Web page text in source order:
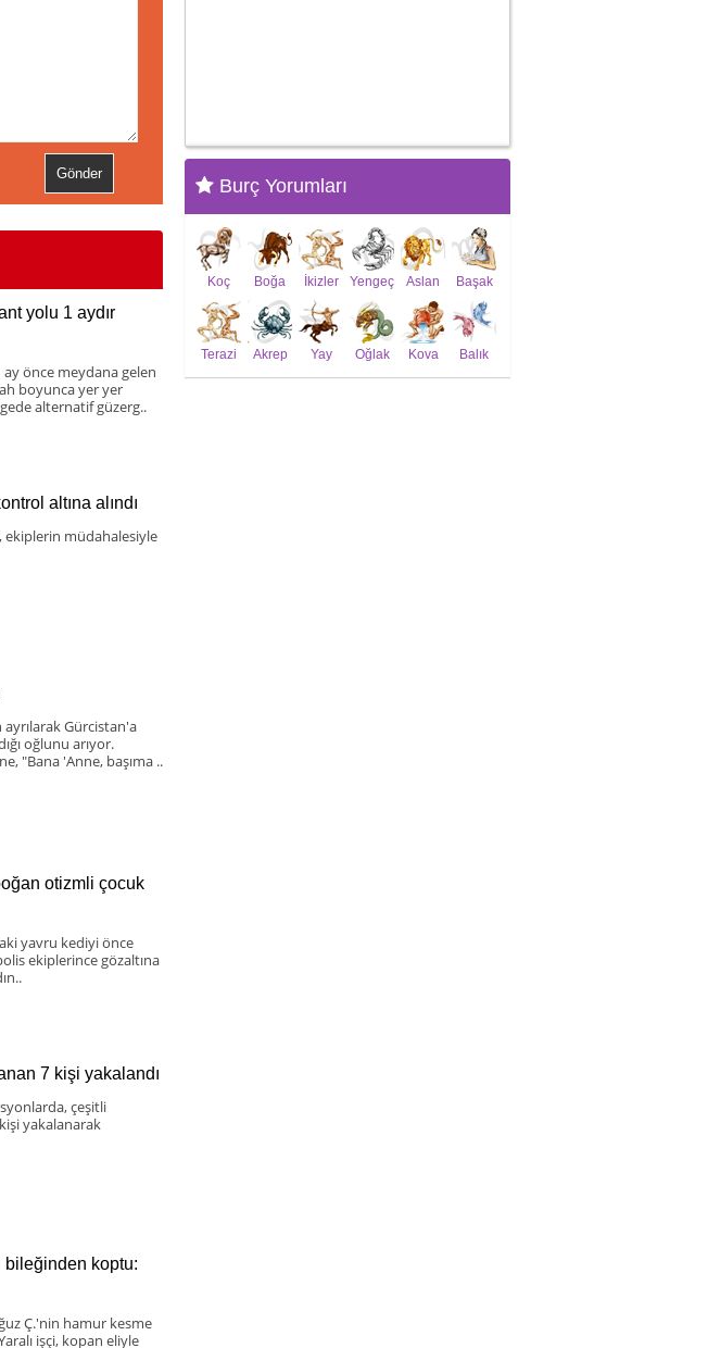
yolu 1 aydır
ay önce meydana gelen
boyunca yer yer
alternatif güzerg..
altına alındı
ekiplerin müdahalesiyle
ayrılarak Gürcistan'a
oğlunu arıyor.
"Bana 'Anne, başıma ..
otizmli çocuk
yavru kediyi önce
ekiplerince gözaltına
7 kişi yakalandı
çeşitli
yakalanarak
bileğinden koptu:
Ç.'nin hamur kesme
işçi, kopan eliyle
Burç Yorumları
Koç Boğa İkizler Yengeç Aslan Başak
Terazi Akrep Yay Oğlak Kova Balık